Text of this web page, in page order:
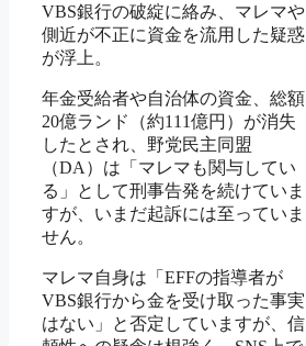
VBS銀行の破綻に絡み、マレマや
側近が不正に資金を流用した疑惑
が浮上。
年金受給者や自治体の資金、総額
20億ランド（約111億円）が消失
したとされ、野党民主同盟
（DA）は「マレマも関与してい
る」として刑事告発を続けていま
すが、いまだ起訴には至っていま
せん。
マレマ自身は「EFFの指導者が
VBS銀行から金を受け取った事実
はない」と否定していますが、信